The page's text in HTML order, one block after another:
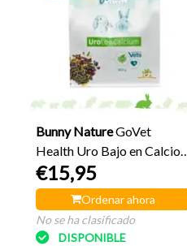
Bunny NatureGoVet
Health Uro Bajo en Calcio
800 gramos
€15,95
Ordenar ahora
No se ha clasificado
DISPONIBLE